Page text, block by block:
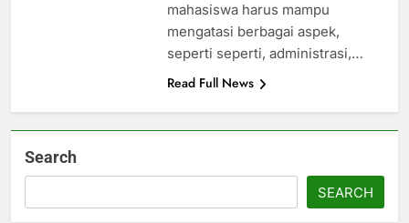
mahasiswa harus mampu
mengatasi berbagai aspek,
seperti seperti, administrasi,…
Read Full News
Search
SEARCH